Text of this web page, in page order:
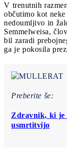
V trenutnih
občutimo kot
nedoumljivo in
Semmelweisa,
bil zaradi
ga je pokosila
Preberite še:
Zdravnik, ki je
usmrtitvijo